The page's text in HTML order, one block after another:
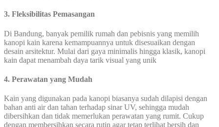
3. Fleksibilitas Pemasangan
Di Bandung, banyak pemilik rumah dan pebisnis yang memilih
kanopi kain karena kemampuannya untuk disesuaikan dengan
desain arsitektur. Mulai dari gaya minimalis hingga klasik, kanopi
kain dapat menambah daya tarik visual yang unik
4. Perawatan yang Mudah
Kain yang digunakan pada kanopi biasanya sudah dilapisi dengan
bahan anti air dan tahan terhadap sinar UV, sehingga mudah
dibersihkan dan tidak memerlukan perawatan yang rumit. Cukup
dengan membersihkan secara rutin agar tetap terlihat bersih dan